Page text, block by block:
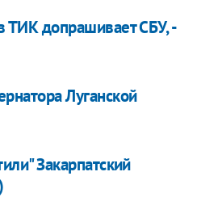
ТИК допрашивает СБУ, -
Луганской
Закарпатский